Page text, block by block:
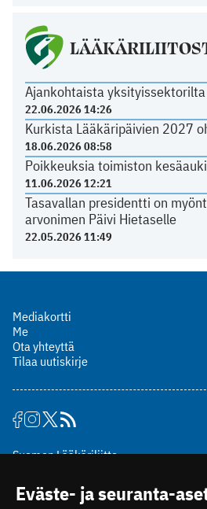
Ajankohtaista yksityissektorilta
22.06.2026 14:26
Kurkista Lääkäripäivien 2027
18.06.2026 08:58
Poikkeuksia toimiston
11.06.2026 12:21
Tasavallan presidentti on
arvonimen Päivi Hietaselle
22.05.2026 11:49
Mediakortti
Me
Ota yhteyttä
Tilaa uutiskirje
Suomen Lääkäriliitto
00510 Helsinki
Eväste- ja seuranta-